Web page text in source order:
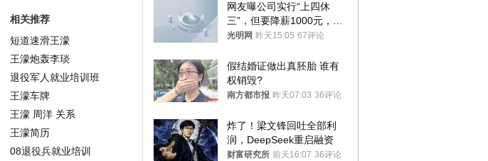
相关推荐
短道速滑王濛
王濛炮轰李琰
退役军人就业培训班
王濛车牌
王濛 周洋 关系
王濛简历
08退役兵就业培训
网友曝公司实行“上四休
三”，但要降薪1000元，不
接受只能辞职
光明网 昨天15:05 67评论
假结婚证做出真胚胎 谁有
权销毁?
南方都市报 昨天07:03 36评论
炸了！梁文锋回吐全部利
润，DeepSeek重启融资
财富研究所 前天16:07 36评论